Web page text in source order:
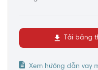
Tải bảng
Xem hướng dẫn vay